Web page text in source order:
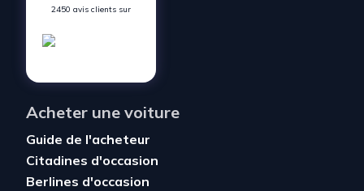
2450 avis clients sur
Acheter une voiture
Guide de l'acheteur
Citadines d'occasion
Berlines d'occasion